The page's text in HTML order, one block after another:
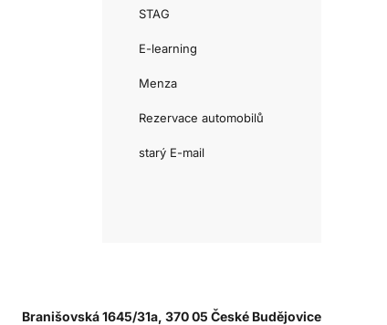
STAG
E-learning
Menza
Rezervace automobilů
starý E-mail
Branišovská 1645/31a, 370 05 České Budějovice